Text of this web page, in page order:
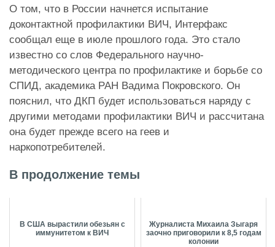
О том, что в России начнется испытание
доконтактной профилактики ВИЧ, Интерфакс
сообщал еще в июле прошлого года. Это стало
известно со слов Федерального научно-
методического центра по профилактике и борьбе со
СПИД, академика РАН Вадима Покровского. Он
пояснил, что ДКП будет использоваться наряду с
другими методами профилактики ВИЧ и рассчитана
она будет прежде всего на геев и
наркопотребителей.
В продолжение темы
В США вырастили обезьян с
иммунитетом к ВИЧ
Журналиста Михаила Зыгаря
заочно приговорили к 8,5 годам
колонии